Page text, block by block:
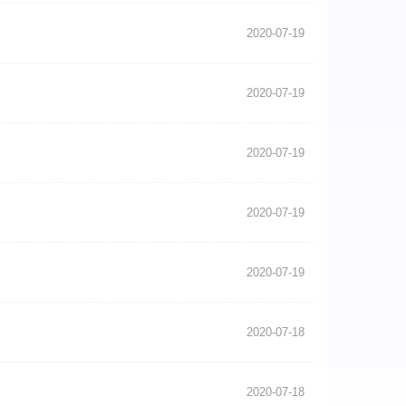
2020-07-19
2020-07-19
2020-07-19
2020-07-19
2020-07-19
2020-07-18
2020-07-18